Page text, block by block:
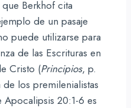
Berkhof cita
de un pasaje
puede utilizarse para
de las Escrituras en
Cristo (Principios, p.
los premilenialistas
20:1-6 es